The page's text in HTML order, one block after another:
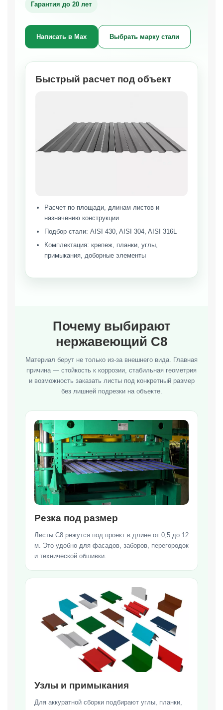
Гарантия до 20 лет
Написать в Max Выбрать марку стали
Быстрый расчет под объект
Расчет по площади, длинам листов и
назначению конструкции
Подбор стали: AISI 430, AISI 304, AISI 316L
Комплектация: крепеж, планки, углы,
примыкания, доборные элементы
Почему выбирают
нержавеющий С8
Материал берут не только из-за внешнего вида. Главная
причина — стойкость к коррозии, стабильная геометрия
и возможность заказать листы под конкретный размер
без лишней подрезки на объекте.
Резка под размер
Листы С8 режутся под проект в длине от 0,5 до 12
м. Это удобно для фасадов, заборов, перегородок
и технической обшивки.
Узлы и примыкания
Для аккуратной сборки подбирают углы, планки,